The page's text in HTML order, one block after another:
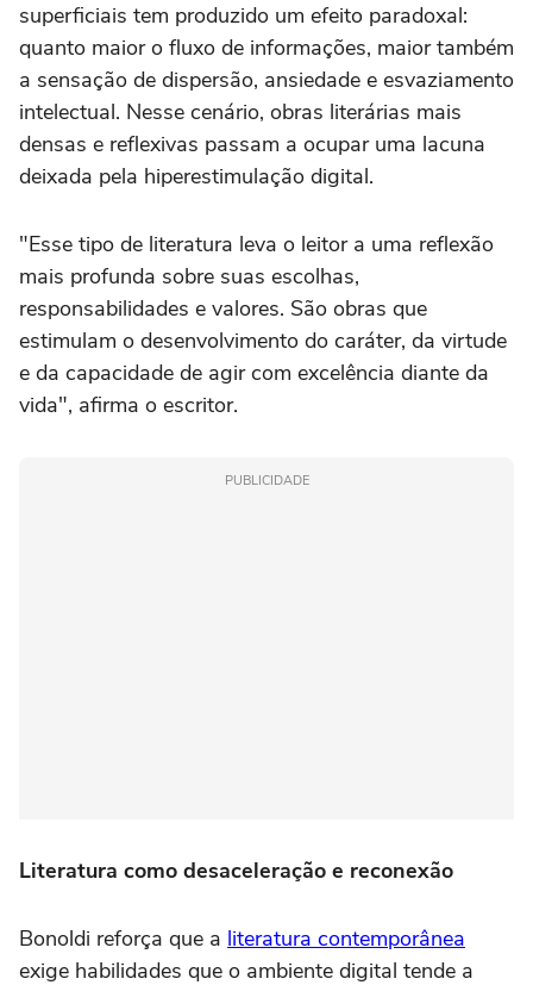
superficiais tem produzido um efeito paradoxal:
quanto maior o fluxo de informações, maior também
a sensação de dispersão, ansiedade e esvaziamento
intelectual. Nesse cenário, obras literárias mais
densas e reflexivas passam a ocupar uma lacuna
deixada pela hiperestimulação digital.
"Esse tipo de literatura leva o leitor a uma reflexão
mais profunda sobre suas escolhas,
responsabilidades e valores. São obras que
estimulam o desenvolvimento do caráter, da virtude
e da capacidade de agir com excelência diante da
vida", afirma o escritor.
PUBLICIDADE
Literatura como desaceleração e reconexão
Bonoldi reforça que a literatura contemporânea
exige habilidades que o ambiente digital tende a